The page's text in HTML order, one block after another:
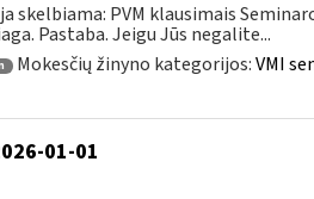
skelbiama: PVM klausimais
Pastaba. Jeigu Jūs negalite...
Mokesčių žinyno kategorijos:VMI
01-01